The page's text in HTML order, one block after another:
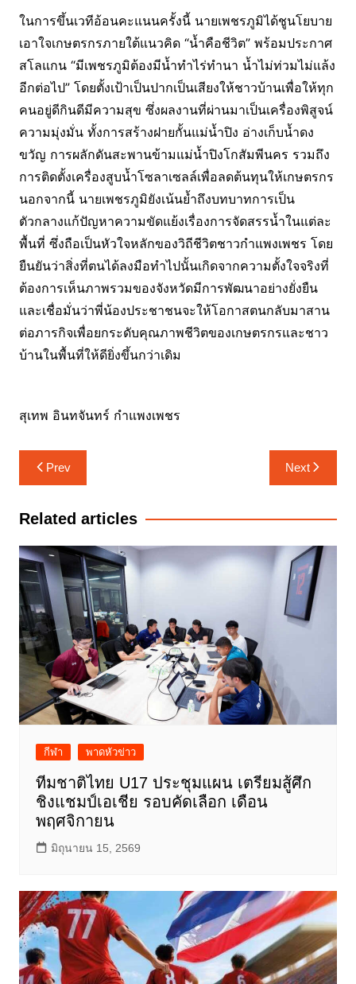
ในการขึ้นเวทีอ้อนคะแนนครั้งนี้ นายเพชรภูมิได้ชูนโยบาย
เอาใจเกษตรกรภายใต้แนวคิด “น้ำคือชีวิต” พร้อมประกาศ
สโลแกน “มีเพชรภูมิต้องมีน้ำทำไร่ทำนา น้ำไม่ท่วมไม่แล้ง
อีกต่อไป” โดยตั้งเป้าเป็นปากเป็นเสียงให้ชาวบ้านเพื่อให้ทุก
คนอยู่ดีกินดีมีความสุข ซึ่งผลงานที่ผ่านมาเป็นเครื่องพิสูจน์
ความมุ่งมั่น ทั้งการสร้างฝายกั้นแม่น้ำปิง อ่างเก็บน้ำดง
ขวัญ การผลักดันสะพานข้ามแม่น้ำปิงโกสัมพีนคร รวมถึง
การติดตั้งเครื่องสูบน้ำโซลาเซลล์เพื่อลดต้นทุนให้เกษตรกร
นอกจากนี้ นายเพชรภูมิยังเน้นย้ำถึงบทบาทการเป็น
ตัวกลางแก้ปัญหาความขัดแย้งเรื่องการจัดสรรน้ำในแต่ละ
พื้นที่ ซึ่งถือเป็นหัวใจหลักของวิถีชีวิตชาวกำแพงเพชร โดย
ยืนยันว่าสิ่งที่ตนได้ลงมือทำไปนั้นเกิดจากความตั้งใจจริงที่
ต้องการเห็นภาพรวมของจังหวัดมีการพัฒนาอย่างยั่งยืน
และเชื่อมั่นว่าพี่น้องประชาชนจะให้โอกาสตนกลับมาสาน
ต่อภารกิจเพื่อยกระดับคุณภาพชีวิตของเกษตรกรและชาว
บ้านในพื้นที่ให้ดียิ่งขึ้นกว่าเดิม
สุเทพ อินทจันทร์ กำแพงเพชร
แนะแนว
เรื่อง
Prev Next
Related articles
กีฬา พาดหัวข่าว
ทีมชาติไทย U17 ประชุมแผน เตรียมสู้ศึก
ชิงแชมป์เอเชีย รอบคัดเลือก เดือน
พฤศจิกายน
มิถุนายน 15, 2569